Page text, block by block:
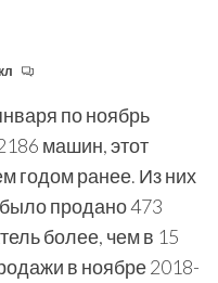
по ноябрь
машин, этот
годом ранее. Из них
продано 473
более, чем в 15
в ноябре 2018-